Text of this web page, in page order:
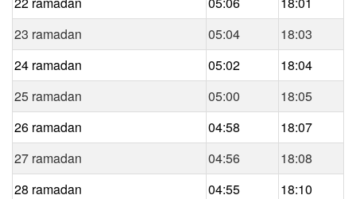
23 ramadan
05:04
18:03
24 ramadan
05:02
18:04
25 ramadan
05:00
18:05
26 ramadan
04:58
18:07
27 ramadan
04:56
18:08
28 ramadan
04:55
18:10